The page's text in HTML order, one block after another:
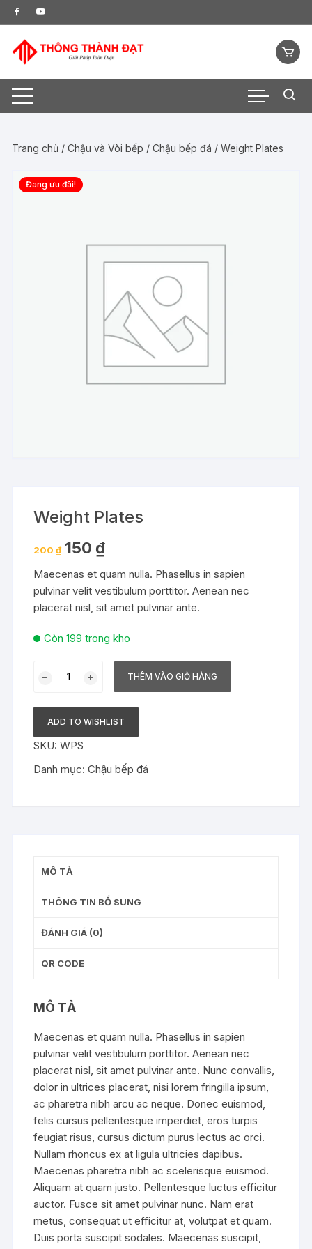
Chuyển
tới
dung
Trang chủ /Chậu và Vòi bếp /Chậu bếp đá / Weight Plates
Đang ưu đãi!
Weight Plates
200₫ Giá
gốc
200 ₫.
150 ₫Giá
là:
150 ₫.
Maecenas et quam nulla. Phasellus in sapien
pulvinar velit vestibulum porttitor. Aenean nec
placerat nisl, sit amet pulvinar ante.
Còn 199 trong kho
lượng
THÊM VÀO GIỎ HÀNG
ADD TO WISHLIST
SKU:WPS
Danh mục:Chậu bếp đá
MÔ TẢ
THÔNG TIN BỔ SUNG
ĐÁNH GIÁ (0)
QR CODE
MÔ TẢ
Maecenas et quam nulla. Phasellus in sapien
pulvinar velit vestibulum porttitor. Aenean nec
placerat nisl, sit amet pulvinar ante. Nunc convallis,
dolor in ultrices placerat, nisi lorem fringilla ipsum,
ac pharetra nibh arcu ac neque. Donec euismod,
felis cursus pellentesque imperdiet, eros turpis
feugiat risus, cursus dictum purus lectus ac orci.
Nullam rhoncus ex at ligula ultricies dapibus.
Maecenas pharetra nibh ac scelerisque euismod.
Aliquam at quam justo. Pellentesque luctus efficitur
auctor. Fusce sit amet pulvinar nunc. Nam erat
metus, consequat ut efficitur at, volutpat et quam.
Duis porta suscipit sodales. Maecenas suscipit,